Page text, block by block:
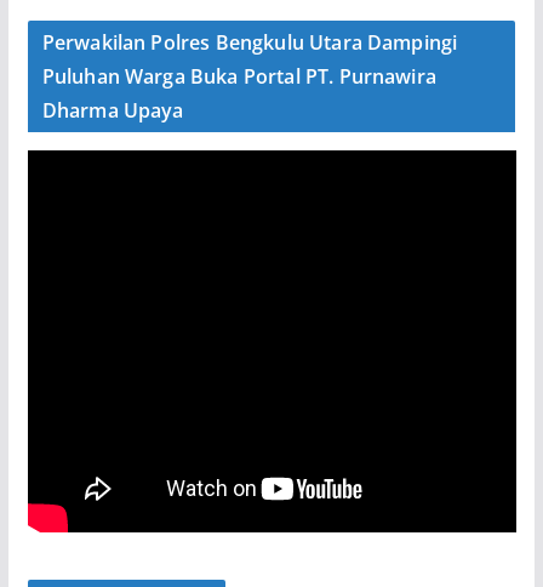
Perwakilan Polres Bengkulu Utara Dampingi
Puluhan Warga Buka Portal PT. Purnawira
Dharma Upaya